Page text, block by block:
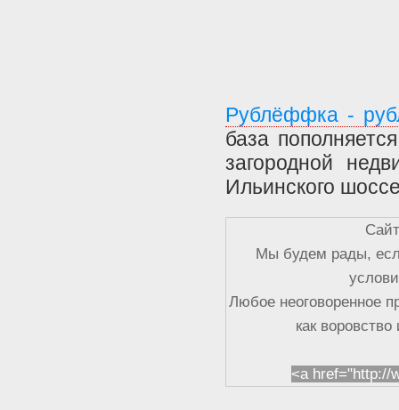
Рублёффка -
база
загородной
Ильинского
Мы будем рады,
Любое неоговоренное
как
<a href="http://